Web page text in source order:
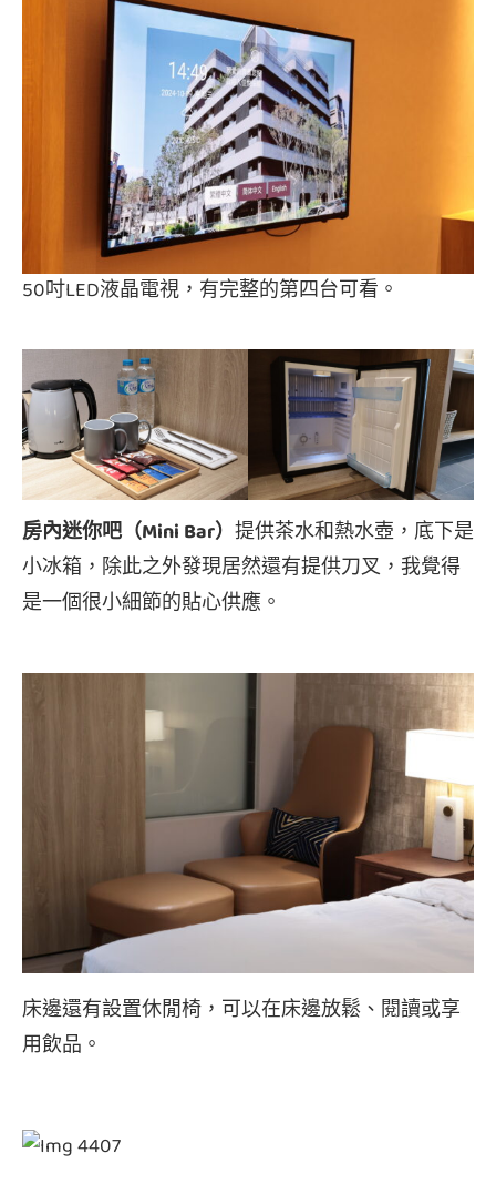
50吋LED液晶電視，有完整的第四台可看。
房內迷你吧（Mini Bar） 提供茶水和熱水壺，底下是
小冰箱，除此之外發現居然還有提供刀叉，我覺得
是一個很小細節的貼心供應。
床邊還有設置休閒椅，可以在床邊放鬆、閱讀或享
用飲品。